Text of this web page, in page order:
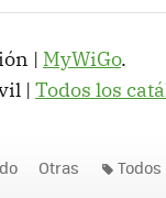
| MyWiGo.
| Todos los
Otras